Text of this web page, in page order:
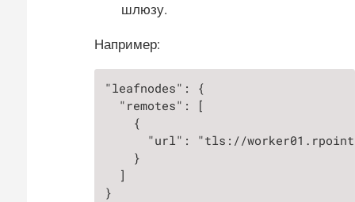
шлюзу.
Например:
"leafnodes": {
  "remotes": [
    {
"url": "tls://
    }
  ]
}